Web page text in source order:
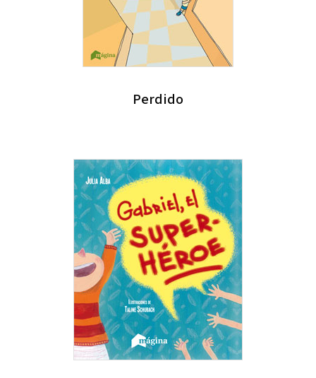
Perdido